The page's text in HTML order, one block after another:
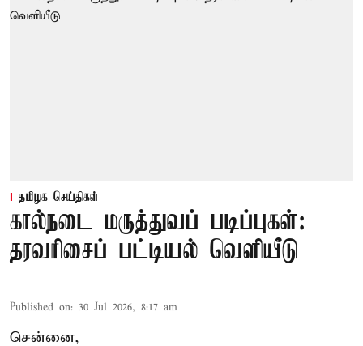
தமிழக செய்திகள்
கால்நடை மருத்துவப் படிப்புகள்:
தரவரிசைப் பட்டியல் வெளியீடு
Published on: 30 Jul 2026, 8:17 am
சென்னை,